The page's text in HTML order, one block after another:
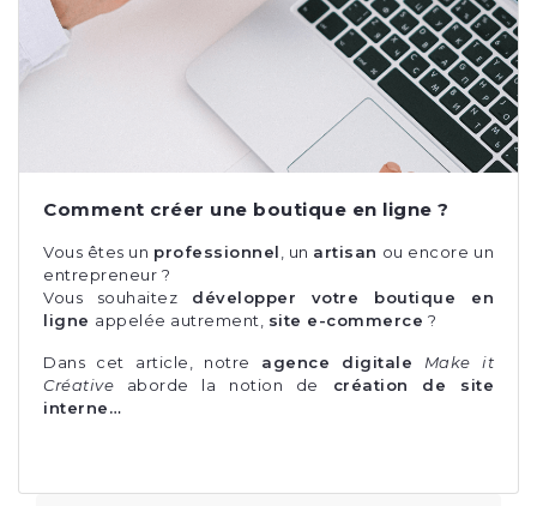
Comment créer une boutique en ligne ?
Vous êtes un professionnel , un artisan ou encore un
entrepreneur ?
Vous souhaitez développer votre boutique en
ligne appelée autrement, site e-commerce ?
Dans cet article, notre agence digitale
Make it
Créative aborde la notion de
création de site
interne…